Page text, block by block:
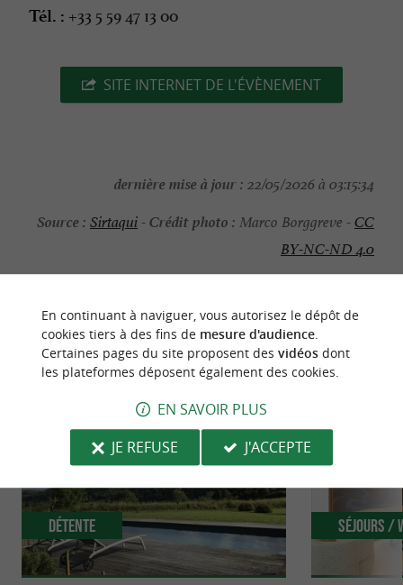
Tél. : +33 5 59 47 13 00
SITE INTERNET DE L'ÉVÈNEMENT
dernière mise à jour : 22/05/2026 à 03:15:34
Source : Sirtaqui-Crédit photo : Marco Borggreve -CC
BY-NC-ND 4.0
NOUS AVONS TESTÉPOUR VOUS
Détente Séjours /
En continuant à naviguer, vous autorisez le dépôt de
cookies tiers à des fins de mesure d'audience.
Certaines pages du site proposent des vidéosdont
les plateformes déposent également des cookies.
EN SAVOIR PLUS
JE REFUSE
J'ACCEPTE